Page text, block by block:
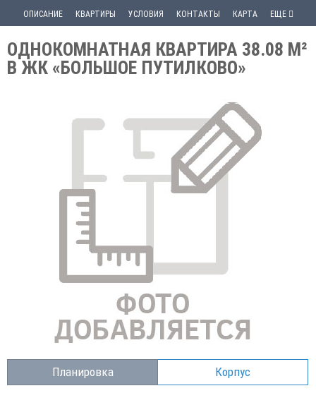
ОПИСАНИЕ КВАРТИРЫ УСЛОВИЯ КОНТАКТЫ КАРТА ЕЩЕ
ОДНОКОМНАТНАЯ КВАРТИРА 38.08 М²
В ЖК «БОЛЬШОЕ ПУТИЛКОВО»
Планировка Корпус